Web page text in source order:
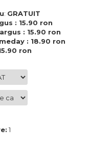
: GRATUIT
: 15.90 ron
: 15.90 ron
: 18.90 ron
ron
1